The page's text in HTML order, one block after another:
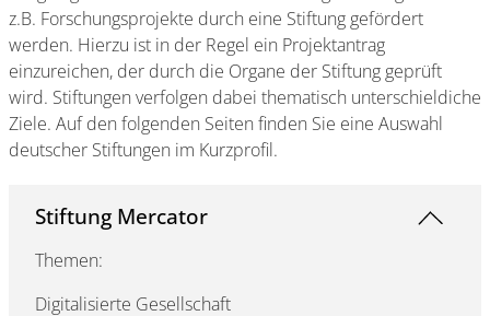
z.B. Forschungsprojekte durch eine Stiftung gefördert
werden. Hierzu ist in der Regel ein Projektantrag
einzureichen, der durch die Organe der Stiftung geprüft
wird. Stiftungen verfolgen dabei thematisch unterschieldiche
Ziele. Auf den folgenden Seiten finden Sie eine Auswahl
deutscher Stiftungen im Kurzprofil.
Stiftung Mercator
Themen:
Digitalisierte Gesellschaft